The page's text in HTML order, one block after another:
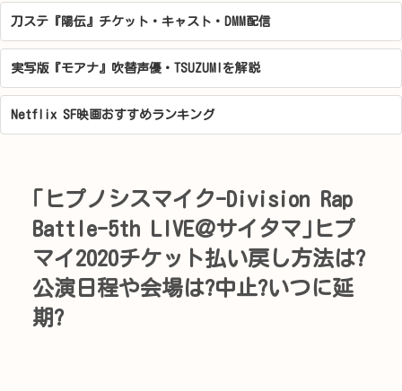
刀ステ『陽伝』チケット・キャスト・DMM配信
実写版『モアナ』吹替声優・TSUZUMIを解説
Netflix SF映画おすすめランキング
｢ヒプノシスマイク-Division Rap
Battle-5th LIVE＠サイタマ｣ヒプ
マイ2020チケット払い戻し方法は?
公演日程や会場は?中止?いつに延
期?